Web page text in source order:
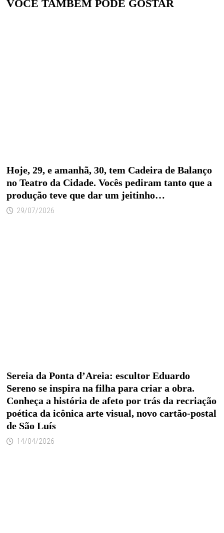
VOCÊ TAMBÉM PODE GOSTAR
Hoje, 29, e amanhã, 30, tem Cadeira de Balanço
no Teatro da Cidade. Vocês pediram tanto que a
produção teve que dar um jeitinho…
29/07/2026
Sereia da Ponta d’Areia: escultor Eduardo
Sereno se inspira na filha para criar a obra.
Conheça a história de afeto por trás da recriação
poética da icônica arte visual, novo cartão-postal
de São Luís
14/04/2026